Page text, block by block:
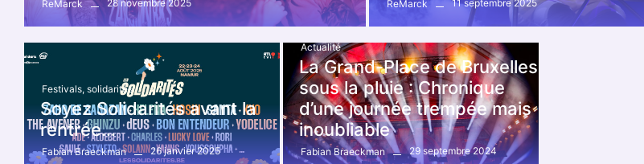
ReMarck 28 novembre 2025 ReMarck 11 septembre 2025
Festivals, solidarités
Soyez Solidarités avant la
rentrée…
Fabian Braeckman 26 janvier 2025
Actualité
La Grand-Place de Bruxelles
sous la pluie : Chronique
d’une journée trempée mais
inoubliable
Fabian Braeckman 29 septembre 2024